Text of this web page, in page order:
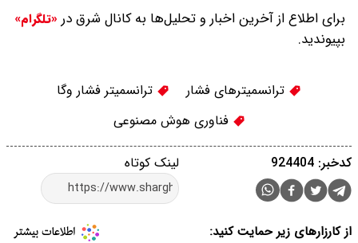
برای اطلاع از آخرین اخبار و تحلیل‌ها به کانال شرق در «تلگرام»
بپیوندید.
ترانسمیترهای فشار
ترانسمیتر فشار وگا
فناوری هوش مصنوعی
لینک کوتاه کدخبر: 924404
از کارزارهای زیر حمایت کنید: